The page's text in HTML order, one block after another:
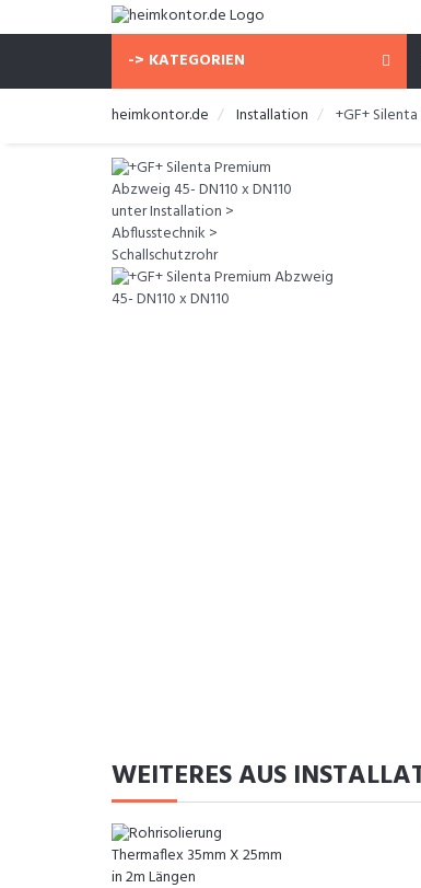
-> KATEGORIEN
heimkontor.de Installation +GF+
WEITERES AUS